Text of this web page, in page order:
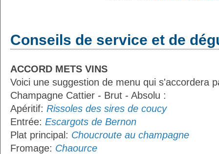
Conseils de service et de
ACCORD METS VINS
Voici une suggestion de menu qui s'accordera
Champagne Cattier - Brut - Absolu :
Apéritif: Rissoles des sires de coucy
Entrée: Escargots de Bernon
Plat principal: Choucroute au champagne
Fromage: Chaource